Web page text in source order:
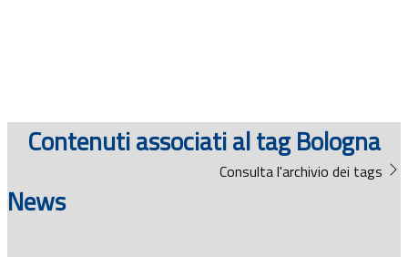
Documenti
Contenuti associati al tag Bologna
Consulta l'archivio dei tags
News